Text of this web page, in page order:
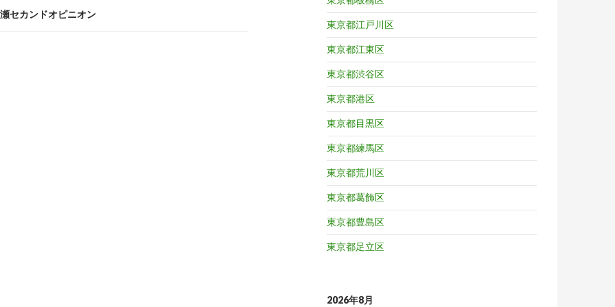
セカンドオピニオン
東京都江戸川区
東京都江東区
東京都渋谷区
東京都港区
東京都目黒区
東京都練馬区
東京都荒川区
東京都葛飾区
東京都豊島区
東京都足立区
2026年8月